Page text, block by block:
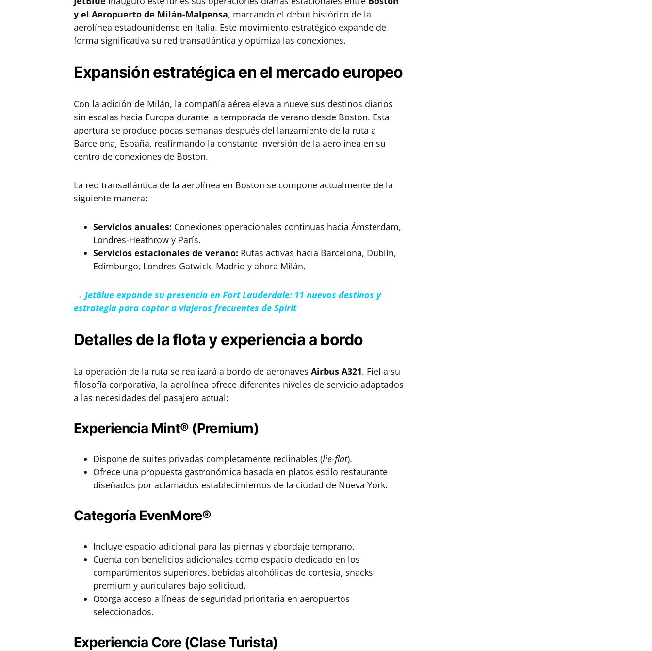
y el Aeropuerto de Milán-Malpensa, marcando el debut histórico de la
aerolínea estadounidense en Italia. Este movimiento estratégico expande de
forma significativa su red transatlántica y optimiza las conexiones.
Expansión estratégica en el mercado europeo
Con la adición de Milán, la compañía aérea eleva a nueve sus destinos diarios
sin escalas hacia Europa durante la temporada de verano desde Boston. Esta
apertura se produce pocas semanas después del lanzamiento de la ruta a
Barcelona, España, reafirmando la constante inversión de la aerolínea en su
centro de conexiones de Boston.
La red transatlántica de la aerolínea en Boston se compone actualmente de la
siguiente manera:
Servicios anuales: Conexiones operacionales continuas hacia Ámsterdam,
Londres-Heathrow y París.
Servicios estacionales de verano: Rutas activas hacia Barcelona, Dublín,
Edimburgo, Londres-Gatwick, Madrid y ahora Milán.
→ JetBlue expande su presencia en Fort Lauderdale: 11 nuevos destinos y
estrategia para captar a viajeros frecuentes de Spirit
Detalles de la flota y experiencia a bordo
La operación de la ruta se realizará a bordo de aeronaves Airbus A321. Fiel a su
filosofía corporativa, la aerolínea ofrece diferentes niveles de servicio adaptados
a las necesidades del pasajero actual:
Experiencia Mint® (Premium)
Dispone de suites privadas completamente reclinables (lie-flat).
Ofrece una propuesta gastronómica basada en platos estilo restaurante
diseñados por aclamados establecimientos de la ciudad de Nueva York.
Categoría EvenMore®
Incluye espacio adicional para las piernas y abordaje temprano.
Cuenta con beneficios adicionales como espacio dedicado en los
compartimentos superiores, bebidas alcohólicas de cortesía, snacks
premium y auriculares bajo solicitud.
Otorga acceso a líneas de seguridad prioritaria en aeropuertos
seleccionados.
Experiencia Core (Clase Turista)